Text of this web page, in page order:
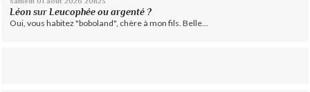
Léon sur Leucophée ou argenté ?
Oui, vous habitez "boboland", chère à mon fils. Belle...